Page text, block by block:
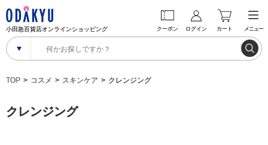
小田急百貨店オンラインショッピング クーポン ログイン カート メニュー
TOP コスメ スキンケア クレンジング
クレンジング